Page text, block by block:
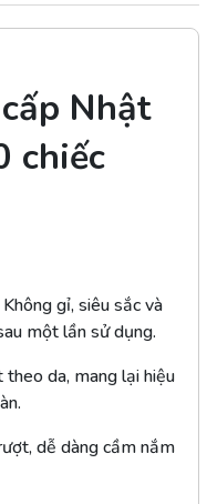
Nhật
chiếc
Không gỉ, siêu sắc và
một lần sử dụng.
theo da, mang lại hiệu
dễ dàng cầm nắm